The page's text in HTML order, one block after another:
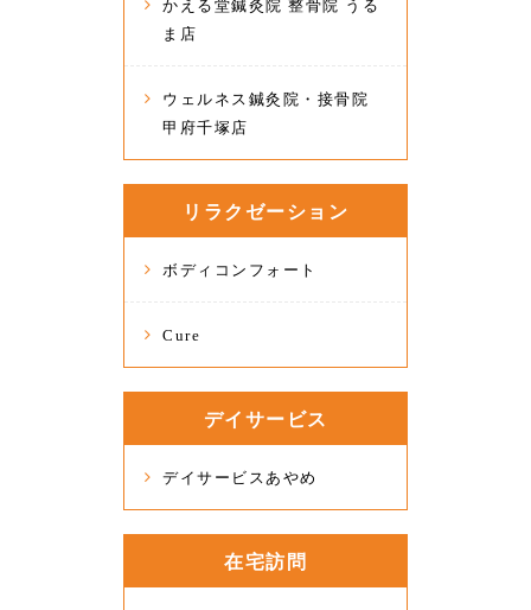
かえる堂鍼灸院 整骨院 うる
ま店
ウェルネス鍼灸院・接骨院
甲府千塚店
リラクゼーション
ボディコンフォート
Cure
デイサービス
デイサービスあやめ
在宅訪問